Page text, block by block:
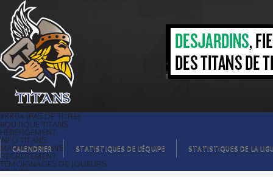
Titans font un don au téléthon de Noel
des Lions | Titans de témiscaming
#8804 (PAS DE TITRE)
BOUTIQUE TITANS
HÉBERGEMENT
INFO TITANS
MAGASIN TITANS
RECRUTEMENT
TÉMOIGNAGES DE JOUEURS
ACCUEIL
CALENDRIER STATISTIQUES DE L’ÉQUIPE STATISTIQUES DE LA